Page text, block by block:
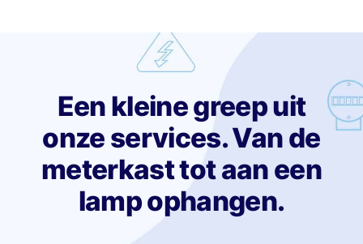
Een kleine greep uit
onze services. Van de
meterkast tot aan een
lamp ophangen.